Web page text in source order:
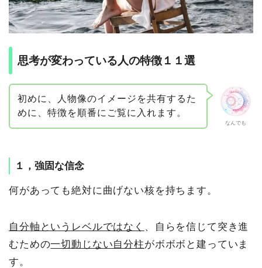
思考が変わっている人の特徴１１選
なんでも
初めに、人物像のイメージを共有するた
めに、特徴を順番にご覧に入れます。
１，強固な信念
何があっても絶対に曲げない核を持ちます。
自分軸というレベルではなく 、自らを信じて突き進
むための一切動じない自分柱がボボボと建っていま
す。